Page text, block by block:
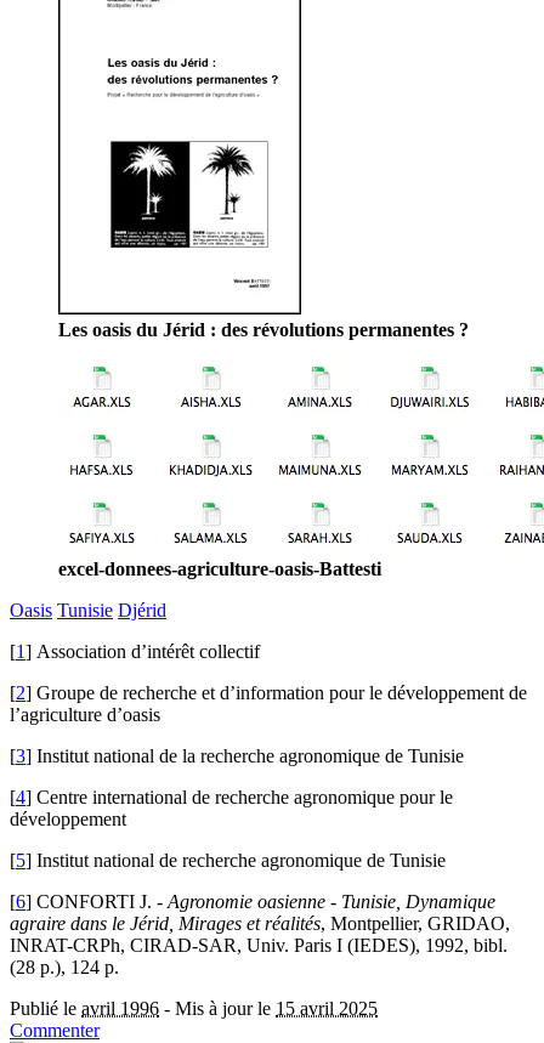
Les oasis du Jérid : des révolutions permanentes ?
excel-donnees-agriculture-oasis-Battesti
Oasis Tunisie Djérid
[1] Association d’intérêt collectif
[2] Groupe de recherche et d’information pour le développement de
l’agriculture d’oasis
[3] Institut national de la recherche agronomique de Tunisie
[4] Centre international de recherche agronomique pour le
développement
[5] Institut national de recherche agronomique de Tunisie
[6] CONFORTI J. -Agronomie oasienne - Tunisie, Dynamique
agraire dans le Jérid, Mirages et réalités, Montpellier, GRIDAO,
INRAT-CRPh, CIRAD-SAR, Univ. Paris I (IEDES), 1992, bibl.
(28 p.), 124 p.
Publié le avril 1996 - Mis à jour le 15 avril 2025
Commenter